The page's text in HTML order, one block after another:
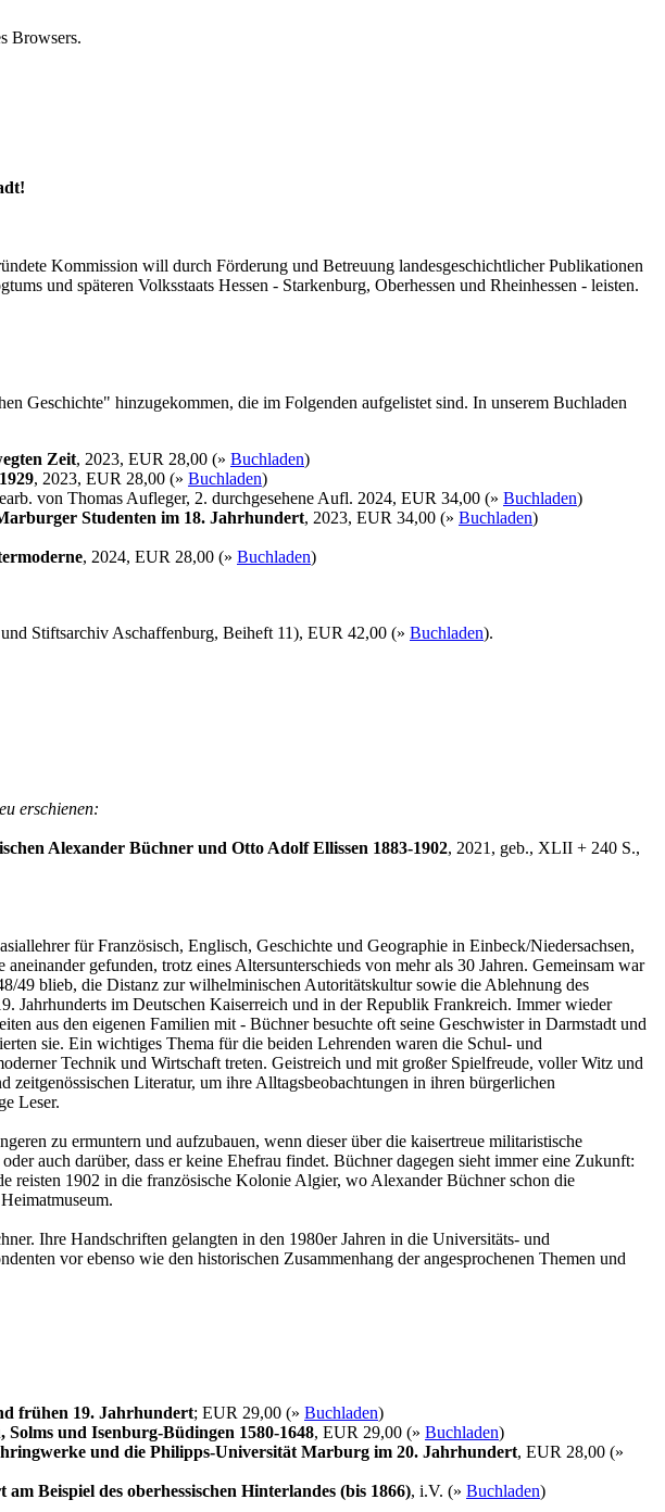
Browsers.
Kommission will durch Förderung und Betreuung landesgeschichtlicher Publikationen
und späteren Volksstaats Hessen - Starkenburg, Oberhessen und Rheinhessen - leisten.
Geschichte" hinzugekommen, die im Folgenden aufgelistet sind. In unserem Buchladen
Zeit, 2023, EUR 28,00 (» Buchladen)
, 2023, EUR 28,00 (» Buchladen)
von Thomas Aufleger, 2. durchgesehene Aufl. 2024, EUR 34,00 (» Buchladen)
Studenten im 18. Jahrhundert, 2023, EUR 34,00 (» Buchladen)
, 2024, EUR 28,00 (» Buchladen)
Stiftsarchiv Aschaffenburg, Beiheft 11), EUR 42,00 (» Buchladen).
erschienen:
Alexander Büchner und Otto Adolf Ellissen 1883-1902, 2021, geb., XLII + 240 S.,
für Französisch, Englisch, Geschichte und Geographie in Einbeck/Niedersachsen,
gefunden, trotz eines Altersunterschieds von mehr als 30 Jahren. Gemeinsam war
49 blieb, die Distanz zur wilhelminischen Autoritätskultur sowie die Ablehnung des
Jahrhunderts im Deutschen Kaiserreich und in der Republik Frankreich. Immer wieder
aus den eigenen Familien mit - Büchner besuchte oft seine Geschwister in Darmstadt und
sie. Ein wichtiges Thema für die beiden Lehrenden waren die Schul- und
Technik und Wirtschaft treten. Geistreich und mit großer Spielfreude, voller Witz und
Literatur, um ihre Alltagsbeobachtungen in ihren bürgerlichen
Leser.
zu ermuntern und aufzubauen, wenn dieser über die kaisertreue militaristische
auch darüber, dass er keine Ehefrau findet. Büchner dagegen sieht immer eine Zukunft:
reisten 1902 in die französische Kolonie Algier, wo Alexander Büchner schon die
Ihre Handschriften gelangten in den 1980er Jahren in die Universitäts- und
vor ebenso wie den historischen Zusammenhang der angesprochenen Themen und
frühen 19. Jahrhundert; EUR 29,00 (» Buchladen)
Solms und Isenburg-Büdingen 1580-1648, EUR 29,00 (» Buchladen)
und die Philipps-Universität Marburg im 20. Jahrhundert, EUR 28,00 (»
Beispiel des oberhessischen Hinterlandes (bis 1866), i.V. (» Buchladen)